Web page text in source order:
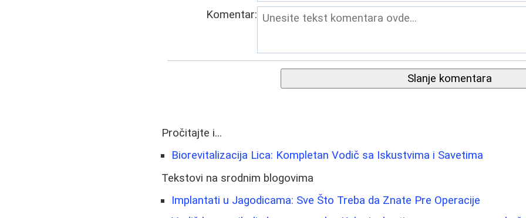
Komentar:
Slanje komentara
Pročitajte i...
Biorevitalizacija Lica: Kompletan Vodič sa Iskustvima i Savetima
Tekstovi na srodnim blogovima
Implantati u Jagodicama: Sve Što Treba da Znate Pre Operacije